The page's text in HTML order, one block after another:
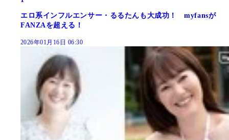
エロ系インフルエンサー・るるたんも大成功！ myfansが
FANZAを超える！
2026年01月16日 06:30